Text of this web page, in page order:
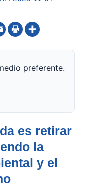
preferente.
es retirar
la
y el